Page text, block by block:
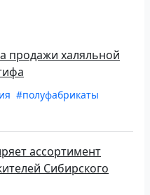
продажи халяльной
#полуфабрикаты
ассортимент
Сибирского